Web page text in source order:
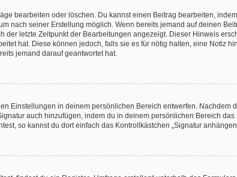
bearbeiten oder löschen. Du kannst einen Beitrag bearbeiten,
nach seiner Erstellung möglich. Wenn bereits jemand auf deinen
letzte Zeitpunkt der Bearbeitungen angezeigt. Dieser Hinweis
hat. Diese können jedoch, falls sie es für nötig halten, eine Notiz
jemand darauf geantwortet hat.
Einstellungen in deinem persönlichen Bereich entwerfen. Nachdem
auch hinzufügen, indem du in deinem persönlichen Bereich
so kannst du dort einfach das Kontrollkästchen „Signatur